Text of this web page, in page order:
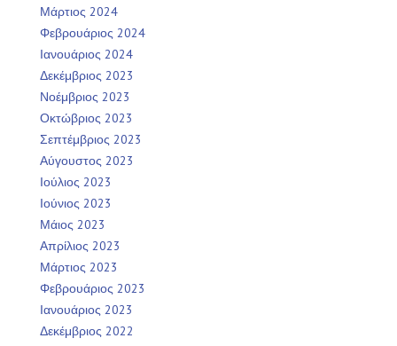
Μάρτιος 2024
Φεβρουάριος 2024
Ιανουάριος 2024
Δεκέμβριος 2023
Νοέμβριος 2023
Οκτώβριος 2023
Σεπτέμβριος 2023
Αύγουστος 2023
Ιούλιος 2023
Ιούνιος 2023
Μάιος 2023
Απρίλιος 2023
Μάρτιος 2023
Φεβρουάριος 2023
Ιανουάριος 2023
Δεκέμβριος 2022